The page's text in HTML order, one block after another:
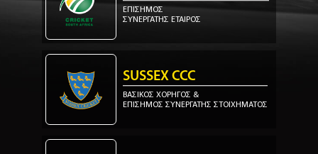
ΕΠΙΣΗΜΟΣ
ΣΥΝΕΡΓΑΤΗΣ ΕΤΑΙΡΟΣ
SUSSEX CCC
ΒΑΣΙΚΟΣ ΧΟΡΗΓΟΣ &
ΕΠΙΣΗΜΟΣ ΣΥΝΕΡΓΑΤΗΣ ΣΤΟΙΧΗΜΑΤΟΣ